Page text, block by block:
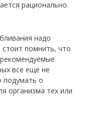
рационально.
надо
стоит помнить, что
все еще не
подумать о
организма тех или